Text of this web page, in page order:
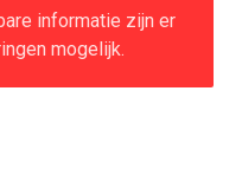
informatie zijn er
mogelijk.